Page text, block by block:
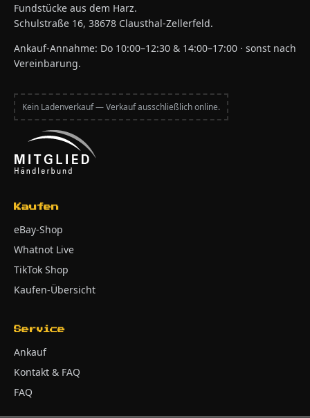
Fundstücke aus dem Harz.
Schulstraße 16, 38678 Clausthal-Zellerfeld.
Ankauf-Annahme: Do 10:00–12:30 & 14:00–17:00 · sonst nach
Vereinbarung.
Kein Ladenverkauf — Verkauf ausschließlich online.
Kaufen
eBay-Shop
Whatnot Live
TikTok Shop
Kaufen-Übersicht
Service
Ankauf
Kontakt & FAQ
FAQ